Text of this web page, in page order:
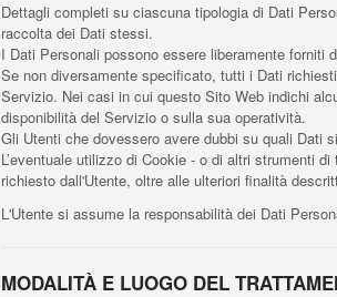
Dettagli completi su ciascuna tipologia di Dati
raccolta dei Dati stessi.
I Dati Personali possono essere liberamente
Se non diversamente specificato, tutti i Dati
Servizio. Nei casi in cui questo Sito Web indichi
disponibilità del Servizio o sulla sua operatività.
Gli Utenti che dovessero avere dubbi su quali Dati
L’eventuale utilizzo di Cookie - o di altri strumenti
richiesto dall'Utente, oltre alle ulteriori finalità
L'Utente si assume la responsabilità dei Dati
MODALITÀ E LUOGO DEL